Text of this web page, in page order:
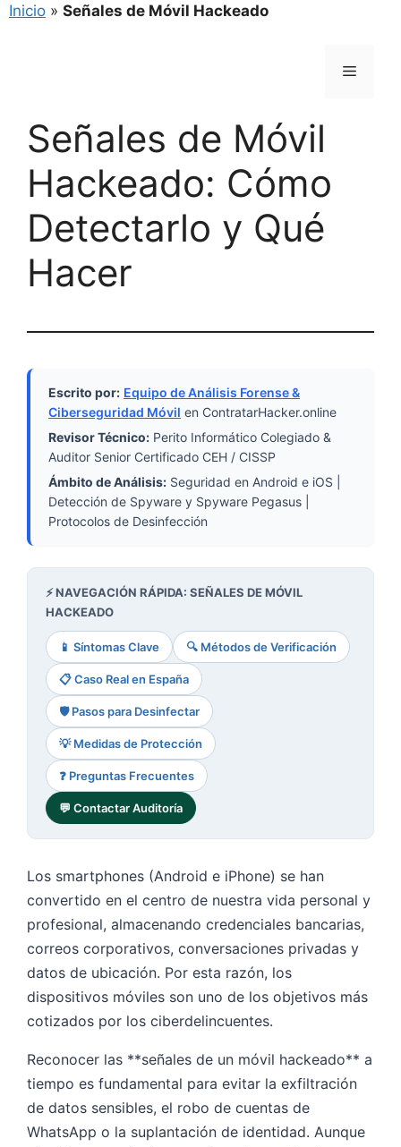
Inicio » Señales de Móvil Hackeado
Menú
Señales de Móvil
Hackeado: Cómo
Detectarlo y Qué
Hacer
Escrito por: Equipo de Análisis Forense &
Ciberseguridad Móvil en ContratarHacker.online
Revisor Técnico: Perito Informático Colegiado &
Auditor Senior Certificado CEH / CISSP
Ámbito de Análisis: Seguridad en Android e iOS |
Detección de Spyware y Spyware Pegasus |
Protocolos de Desinfección
⚡ NAVEGACIÓN RÁPIDA: SEÑALES DE MÓVIL
HACKEADO
📱 Síntomas Clave 🔍 Métodos de Verificación
📋 Caso Real en España
🛡️ Pasos para Desinfectar
💡 Medidas de Protección
❓ Preguntas Frecuentes
💬 Contactar Auditoría
Los smartphones (Android e iPhone) se han
convertido en el centro de nuestra vida personal y
profesional, almacenando credenciales bancarias,
correos corporativos, conversaciones privadas y
datos de ubicación. Por esta razón, los
dispositivos móviles son uno de los objetivos más
cotizados por los ciberdelincuentes.
Reconocer las **señales de un móvil hackeado** a
tiempo es fundamental para evitar la exfiltración
de datos sensibles, el robo de cuentas de
WhatsApp o la suplantación de identidad. Aunque